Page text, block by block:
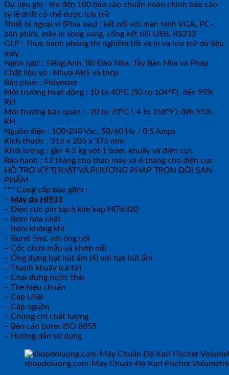
Dữ liệu ghi : lên đến 100 báo cáo chuẩn hoàn chỉnh báo cáo
tỷ lệ drift có thể được lưu trữ
Thiết bị ngoại vi (Phía sau) : kết nối với màn hình VGA, PC-
bàn phím, máy in song song, cổng kết nối USB, RS232
GLP : Thực hành phòng thí nghiệm tốt và in và lưu trữ dữ liệu
máy
Ngôn ngữ : Tiếng Anh, Bồ Đào Nha. Tây Ban Nha và Pháp
Chất liệu vỏ : Nhựa ABS và thép
Bàn phím : Polyester
Môi trường hoạt động : 10 to 40°C (50 to 104°F), đến 95%
RH
Môi trường bảo quản : -20 to 70°C (-4 to 158°F), đến 95%
RH
Nguồn điện : 100-240 Vac, 50/60 Hz / 0.5 Amps
Kích thước : 315 x 205 x 375 mm
Khối lượng : gần 4.3 kg với 1 bơm, khuấy và điện cực
Bảo hành : 12 tháng cho thân máy và 6 tháng cho điện cực
HỖ TRỢ KỸ THUẬT VÀ PHƯƠNG PHÁP TRỌN ĐỜI SẢN
PHẨM
*** Cung cấp bao gồm :
– Máy đo HI933
– Điện cực pin bạch kim kép HI76320
– Bơm hóa chất
– Bơm không khí
– Buret 5mL với ống nối
– Cốc chứa mẫu và khớp nối
– Ống đựng hạt hút ẩm (4) với hạt hút ẩm
– Thanh khuấy (cá từ)
– Chai đựng nước thải
– Thẻ hiệu chuẩn
– Cáp USB
– Cáp nguồn
– Chứng chỉ chất lượng
– Báo cáo buret ISO 8655
– Hướng dẫn sử dụng
shopdoluong.com-Máy Chuẩn Độ Karl Fischer